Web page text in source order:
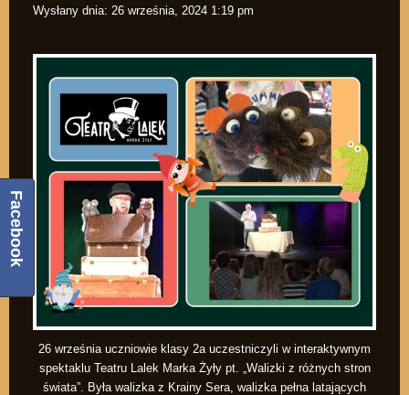
Wysłany dnia: 26 września, 2024 1:19 pm
26 września uczniowie klasy 2a uczestniczyli w interaktywnym
spektaklu Teatru Lalek Marka Żyły pt. „Walizki z różnych stron
świata”. Była walizka z Krainy Sera, walizka pełna latających
Facebook